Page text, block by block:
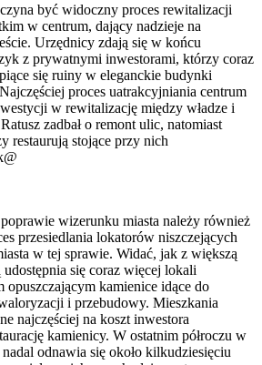
być widoczny proces rewitalizacji
w centrum, dający nadzieje na
Urzędnicy zdają się w końcu
z prywatnymi inwestorami, którzy coraz
się ruiny w eleganckie budynki
proces uatrakcyjniania centrum
w rewitalizację między władze i
zadbał o remont ulic, natomiast
restaurują stojące przy nich
wizerunku miasta należy również
przesiedlania lokatorów niszczejących
w tej sprawie. Widać, jak z większą
się coraz więcej lokali
opuszczającym kamienice idące do
i przebudowy. Mieszkania
najczęściej na koszt inwestora
kamienicy. W ostatnim półroczu w
odnawia się około kilkudziesięciu